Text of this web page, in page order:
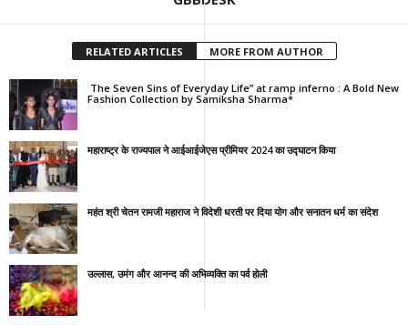
RELATED ARTICLES MORE FROM AUTHOR
The Seven Sins of Everyday Life” at ramp inferno : A Bold New
Fashion Collection by Samiksha Sharma*
महाराष्ट्र के राज्यपाल ने आईआईजेएस प्रीमियर 2024 का उद्घाटन किया
महंत श्री चेतन रामजी महाराज ने विदेशी धरती पर दिया योग और सनातन धर्म का संदेश
उल्लास, उमंग और आनन्द की अभिव्यक्ति का पर्व होली